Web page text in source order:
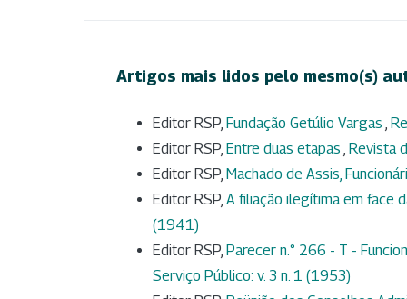
Artigos mais lidos pelo mesmo(s)
Editor RSP, Fundação Getúlio Vargas
Editor RSP, Entre duas etapas Revista
Editor RSP, Machado de Assis,
Editor RSP, A filiação ilegítima em face
(1941)
Editor RSP, Parecer n.° 266 - T -
Serviço Público: v. 3 n. 1 (1953)